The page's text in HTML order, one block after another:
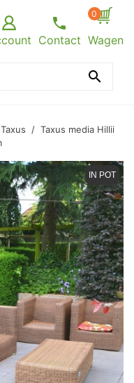
Contact
0
Wagen

Taxus
Taxus media Hillii
IN POT